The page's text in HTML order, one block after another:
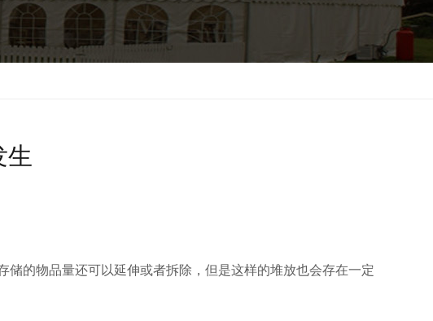
生
的物品量还可以延伸或者拆除，但是这样的堆放也会存在一定